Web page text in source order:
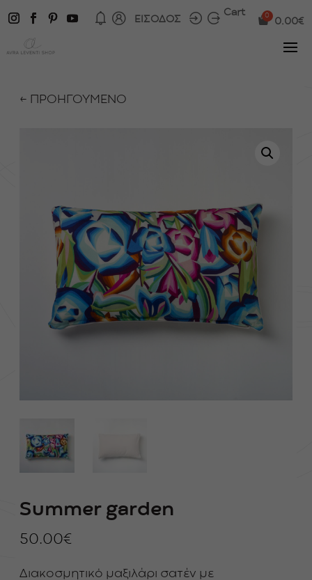
ΕΙΣΟΔΟΣ
Cart
0.00€
← ΠΡΟΗΓΟΥΜΕΝΟ
Summer garden
50.00€
Διακοσμητικό μαξιλάρι σατέν με